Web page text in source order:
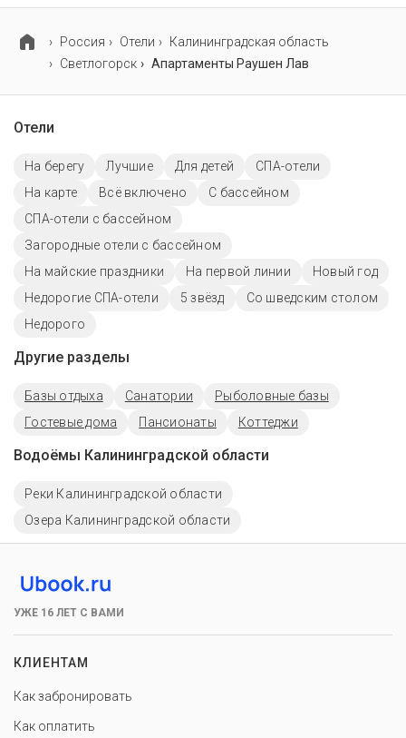
Россия Отели
Калининградская область
Светлогорск
Апартаменты Раушен Лав
Отели
На берегу Лучшие Для детей
СПА-отели
На карте
Всё включено
C бассейном
СПА-отели с бассейном
Загородные отели с бассейном
На майские праздники
На первой линии
Новый год
Недорогие СПА-отели
5 звёзд
Со шведским столом
Недорого
Другие разделы
Базы отдыха Санатории
Рыболовные базы
Гостевые дома
Пансионаты Коттеджи
Водоёмы Калининградской области
Реки Калининградской области
Озера Калининградской области
УЖЕ 16 ЛЕТ С ВАМИ
КЛИЕНТАМ
Как забронировать
Как оплатить